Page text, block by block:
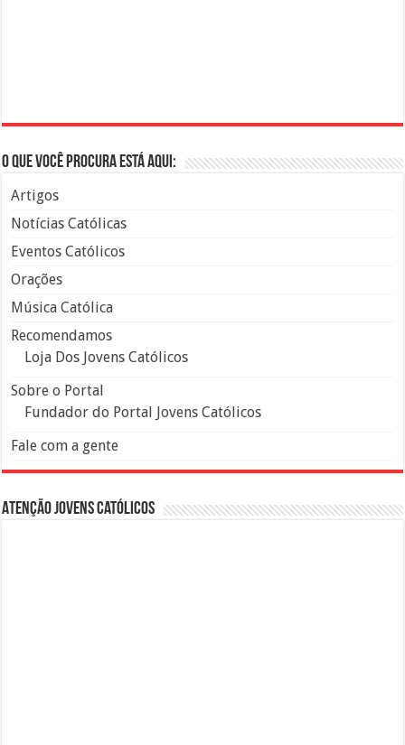
O que você procura está aqui:
Artigos
Notícias Católicas
Eventos Católicos
Orações
Música Católica
Recomendamos
Loja Dos Jovens Católicos
Sobre o Portal
Fundador do Portal Jovens Católicos
Fale com a gente
Atenção Jovens Católicos